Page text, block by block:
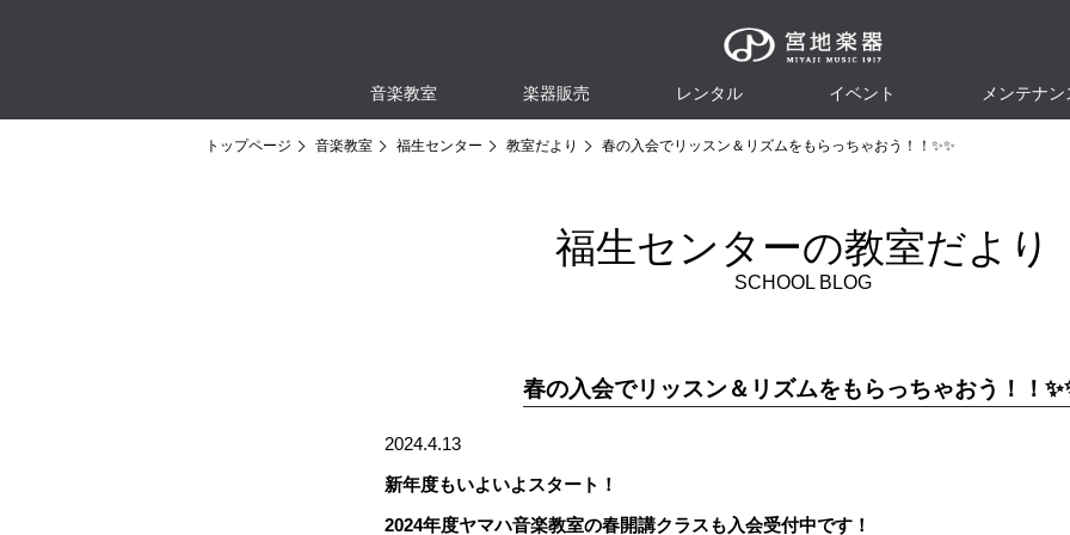
音楽教室 楽器販売 レンタル イベント メンテナン
トップページ 音楽教室 福生センター 教室だより 春の入会でリッスン＆リズムをもらっちゃおう！！✨✨
福生センターの教室だより
SCHOOL BLOG
春の入会でリッスン＆リズムをもらっちゃおう！！
2024.4.13
新年度もいよいよスタート！
2024年度ヤマハ音楽教室の春開講クラスも入会受付中です！